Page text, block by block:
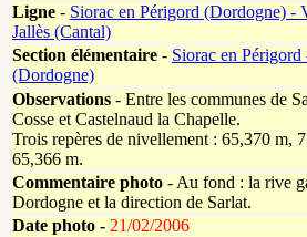
Ligne - Siorac en Périgord (Dordogne) -
Jallès (Cantal)
Section élémentaire - Siorac en Périgord
(Dordogne)
Observations - Entre les communes de
Cosse et Castelnaud la Chapelle.
Trois repères de nivellement : 65,370 m,
65,366 m.
Commentaire photo - Au fond : la rive
Dordogne et la direction de Sarlat.
Date photo - 21/02/2006